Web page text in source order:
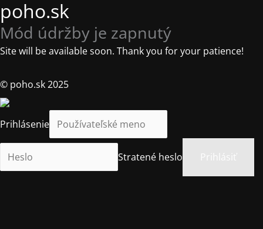
poho.sk
Mód údržby je zapnutý
Site will be available soon. Thank you for your patience!
© poho.sk 2025
Prihlásenie
Stratené heslo